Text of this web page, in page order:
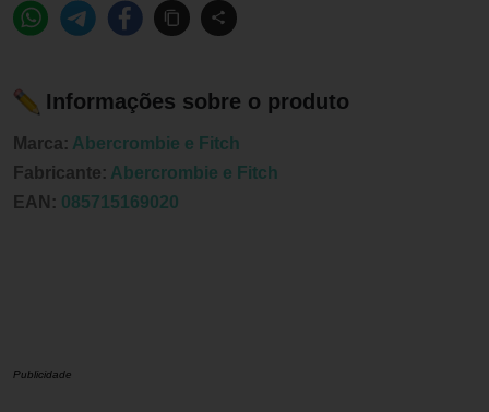
Informações sobre o produto
Marca: Abercrombie e Fitch
Fabricante: Abercrombie e Fitch
EAN: 085715169020
Publicidade